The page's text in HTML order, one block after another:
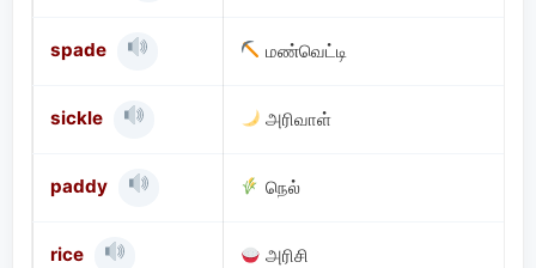
spade மண்வெட்டி
sickle அரிவாள்
paddy நெல்
rice அரிசி